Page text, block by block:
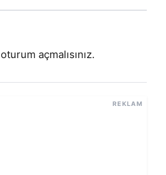
oturum açmalısınız.
REKLAM